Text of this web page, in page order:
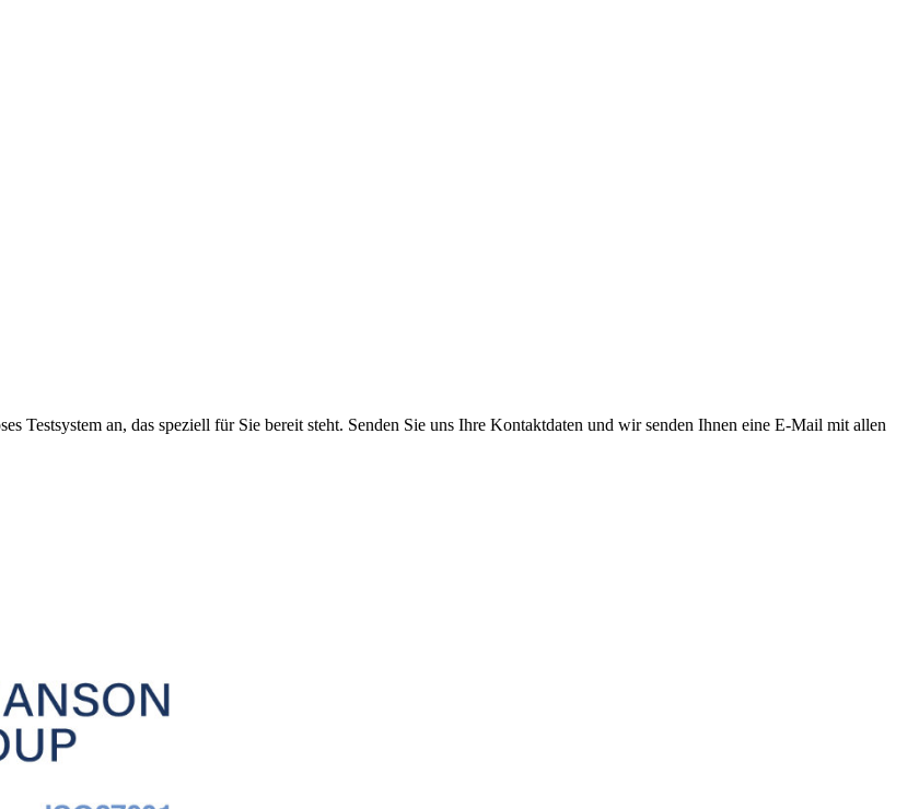
Testsystem an, das speziell für Sie bereit steht. Senden Sie uns Ihre Kontaktdaten und wir senden Ihnen eine E-Mail mit allen